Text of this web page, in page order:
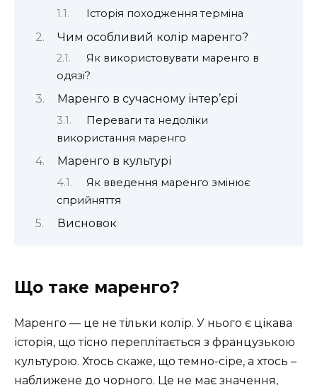
Історія походження терміна
Чим особливий колір маренго?
Як використовувати маренго в
одязі?
Маренго в сучасному інтер’єрі
Переваги та недоліки
використання маренго
Маренго в культурі
Як введення маренго змінює
сприйняття
Висновок
Що таке маренго?
Маренго — це не тільки колір. У нього є цікава
історія, що тісно переплітається з французькою
культурою. Хтось скаже, що темно-сіре, а хтось –
наближене до чорного. Це не має значення,